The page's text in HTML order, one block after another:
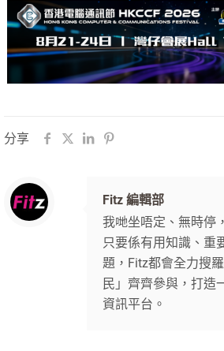
分享
Fitz 編輯部
我哋坐唔定、無時停
只要係有用知識、重
題，Fitz都會全力搜
民」齊齊參與，打造
資訊平台。